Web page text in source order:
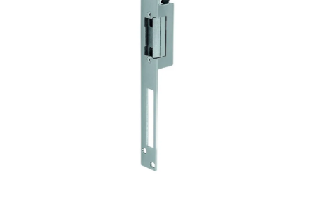
PROTIPOŽÁRNÍ BATERIOVÉ TREZORY NA LITHIOVÉ